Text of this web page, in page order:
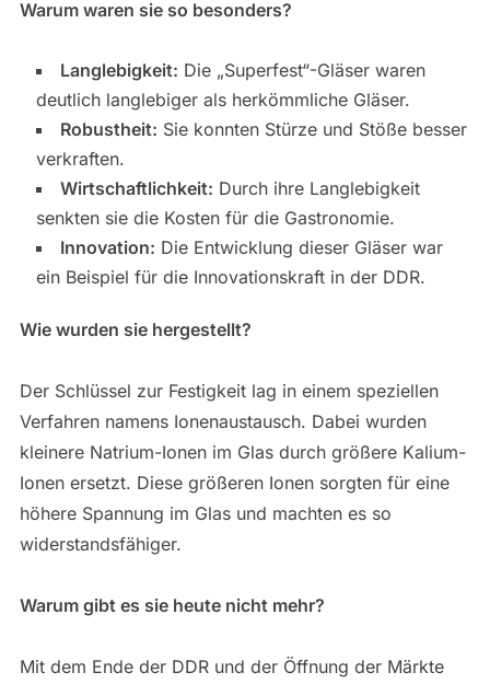
Warum waren sie so besonders?
Langlebigkeit: Die „Superfest“-Gläser waren
deutlich langlebiger als herkömmliche Gläser.
Robustheit: Sie konnten Stürze und Stöße besser
verkraften.
Wirtschaftlichkeit: Durch ihre Langlebigkeit
senkten sie die Kosten für die Gastronomie.
Innovation: Die Entwicklung dieser Gläser war
ein Beispiel für die Innovationskraft in der DDR.
Wie wurden sie hergestellt?
Der Schlüssel zur Festigkeit lag in einem speziellen
Verfahren namens Ionenaustausch. Dabei wurden
kleinere Natrium-Ionen im Glas durch größere Kalium-
Ionen ersetzt. Diese größeren Ionen sorgten für eine
höhere Spannung im Glas und machten es so
widerstandsfähiger.
Warum gibt es sie heute nicht mehr?
Mit dem Ende der DDR und der Öffnung der Märkte